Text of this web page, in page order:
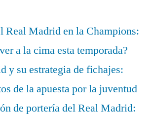
Real Madrid en la Champions:
a la cima esta temporada?
y su estrategia de fichajes:
de la apuesta por la juventud
de portería del Real Madrid: